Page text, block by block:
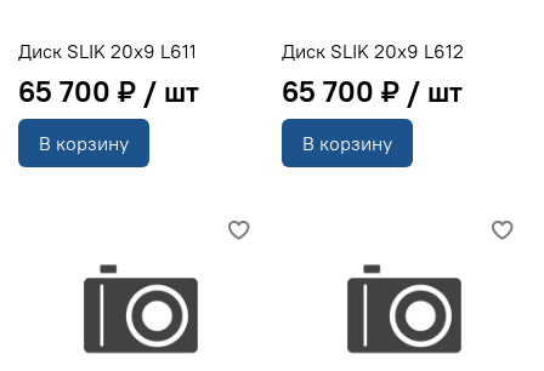
Диск SLIK 20x9 L611
65 700 ₽
В корзину
Диск SLIK 20x9 L612
65 700 ₽
В корзину